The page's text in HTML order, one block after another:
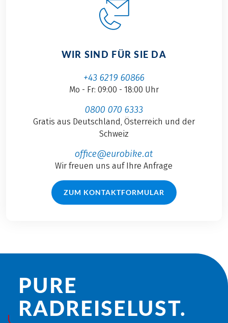
WIR SIND FÜR SIE DA
+43 6219 60866
Mo - Fr: 09:00 - 18:00 Uhr
0800 070 6333
Gratis aus Deutschland, Österreich und der
Schweiz
office@eurobike.at
Wir freuen uns auf Ihre Anfrage
ZUM KONTAKTFORMULAR
PURE
RADREISE­LUST.